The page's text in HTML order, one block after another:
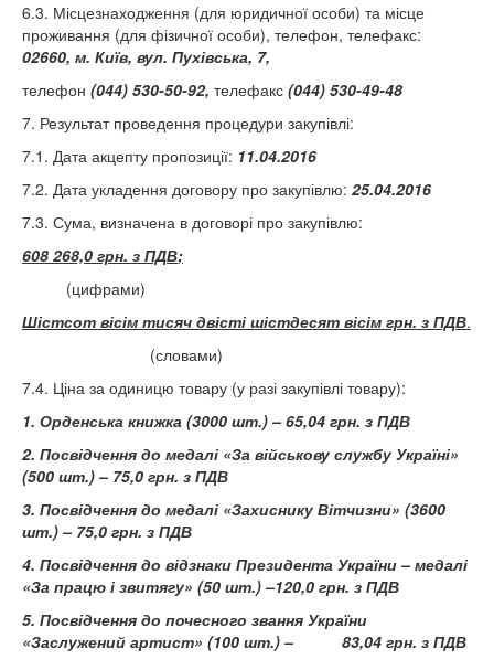
6.3. Місцезнаходження (для юридичної особи) та місце
проживання (для фізичної особи), телефон, телефакс:
02660, м. Київ, вул. Пухівська, 7,
телефон (044) 530-50-92, телефакс (044) 530-49-48
7. Результат проведення процедури закупівлі:
7.1. Дата акцепту пропозиції: 11.04.2016
7.2. Дата укладення договору про закупівлю: 25.04.2016
7.3. Сума, визначена в договорі про закупівлю:
608 268,0 грн. з ПДВ;
(цифрами)
Шістсот вісім тисяч двісті шістдесят вісім грн. з ПДВ.
(словами)
7.4. Ціна за одиницю товару (у разі закупівлі товару):
1. Орденська книжка (3000 шт.) – 65,04 грн. з ПДВ
2. Посвідчення до медалі «За військову службу Україні»
(500 шт.) – 75,0 грн. з ПДВ
3. Посвідчення до медалі «Захиснику Вітчизни» (3600
шт.) – 75,0 грн. з ПДВ
4. Посвідчення до відзнаки Президента України – медалі
«За працю і звитягу» (50 шт.) –120,0 грн. з ПДВ
5. Посвідчення до почесного звання України
«Заслужений артист» (100 шт.) – 83,04 грн. з ПДВ